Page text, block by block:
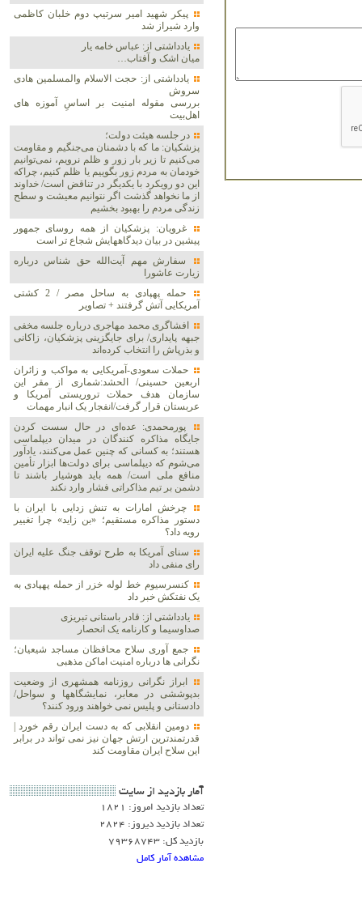
پیکر شهید امیر سرتیپ دوم خلبان کاظمی
وارد شیراز شد
یادداشتی از: عباس خامه یار
میان اشک و آفتاب…
یادداشتی از: حجت الاسلام والمسلمین هادی
سروش
بررسی مقوله امنیت بر اساسِ آموزه های
اهل‌بیت
در جلسه هیئت دولت؛
پزشکیان: ما که با دشمنان می‌جنگیم و مقاومت
می‌کنیم تا زیر بار زور و ظلم نرویم، نمی‌توانیم
خودمان به مردم زور بگوییم یا ظلم کنیم، چراکه
این دو رویکرد با یکدیگر در تناقض است/ خداوند
از ما نخواهد گذشت اگر نتوانیم معیشت و سطح
زندگی مردم را بهبود بخشیم
غرویان: پزشکیان از همه روسای جمهور
پیشین در بیان دیدگاههایش شجاع تر است
سفارش مهم آیت‌الله حق شناس درباره
زیارت عاشورا
حمله پهپادی به ساحل مصر / 2 کشتی
آمریکایی آتش گرفتند + تصاویر
افشاگری محمد مهاجری درباره جلسه مخفی
جبهه پایداری/ برای جایگزینی پزشکیان، زاکانی
و بذرپاش را انتخاب کرده‌اند
حملات سعودی-آمریکایی به مواکب و زائران
اربعین حسینی/ الحشد:شماری از مقر این
سازمان هدف حملات تروریستی آمریکا و
عربستان قرار گرفت/انفجار یک انبار مهمات
پورمحمدی: عده‌ای در حال سست کردن
جایگاه مذاکره کنندگان در میدان دیپلماسی
هستند؛ به کسانی که چنین عمل می‌کنند، یادآور
می‌شوم که دیپلماسی برای دولت‌ها ابزار تأمین
منافع ملی است/ همه باید هوشیار باشند تا
دشمن بر تیم مذاکراتی فشار وارد نکند
چرخش امارات به تنش زدایی با ایران با
دستور مذاکره مستقیم؛ «بن زاید» چرا تغییر
رویه داد؟
سنای آمریکا به طرح توقف جنگ علیه ایران
رای منفی داد
کنسرسیوم خط لوله خزر از حمله پهپادی به
یک نفتکش خبر داد
یادداشتی از: قادر باستانی تبریزی
صداوسیما و کارنامه یک انحصار
جمع آوری سلاح محافظان مساجد شیعیان؛
نگرانی ها درباره امنیت اماکن مذهبی
ابراز نگرانی روزنامه همشهری از وضعیت
بدپوششی در معابر، نمایشگاهها و سواحل/
دادستانی و پلیس نمی خواهند ورود کنند؟
دومین انقلابی که به دست ایران رقم خورد |
قدرتمندترین ارتش جهان نیز نمی تواند در برابر
این سلاح ایران مقاومت کند
آمار بازديد از سايت
تعداد بازدید امروز: 1821
تعداد بازدید دیروز: 2824
بازدید کل: 79368743
مشاهده آمار کامل